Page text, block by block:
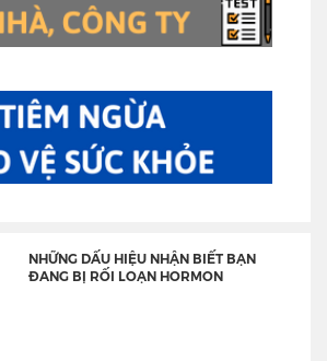
NHỮNG DẤU HIỆU NHẬN BIẾT BẠN
ĐANG BỊ RỐI LOẠN HORMON